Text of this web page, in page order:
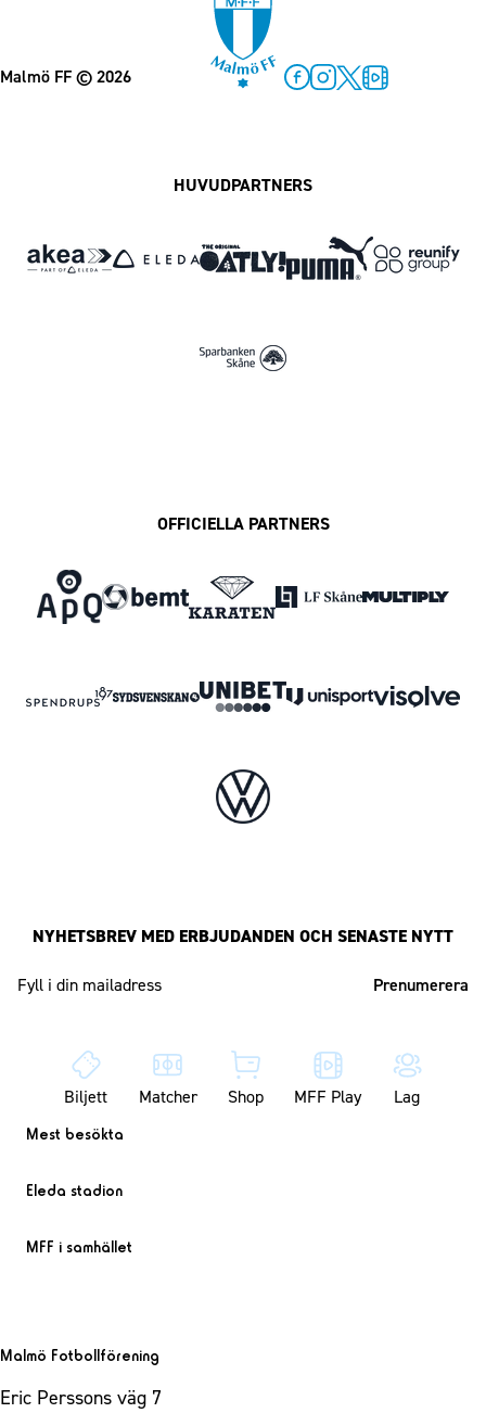
Malmö FF© 2026
HUVUDPARTNERS
OFFICIELLA PARTNERS
NYHETSBREV MED ERBJUDANDEN OCH SENASTE NYTT
Biljett Matcher Shop MFF Play Lag
Mest besökta
Eleda stadion
MFF i samhället
Malmö Fotbollförening
Eric Perssons väg 7